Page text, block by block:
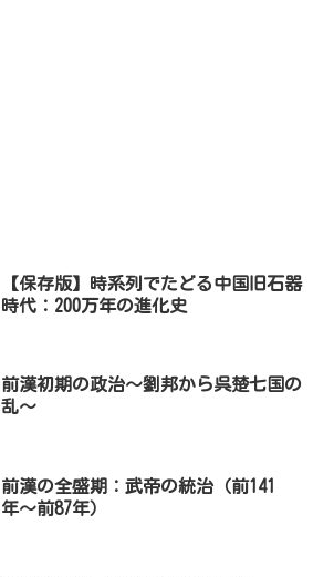
【保存版】時系列でたどる中国旧石器
時代：200万年の進化史
前漢初期の政治～劉邦から呉楚七国の
乱～
前漢の全盛期：武帝の統治（前141
年〜前87年）